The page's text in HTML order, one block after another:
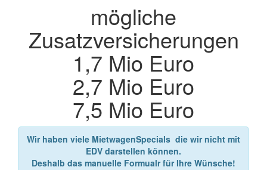
mögliche
Zusatzversicherungen
1,7 Mio Euro
2,7 Mio Euro
7,5 Mio Euro
Wir haben viele MietwagenSpecials die wir nicht mit
EDV darstellen können.
Deshalb das manuelle Formualr für Ihre Wünsche!